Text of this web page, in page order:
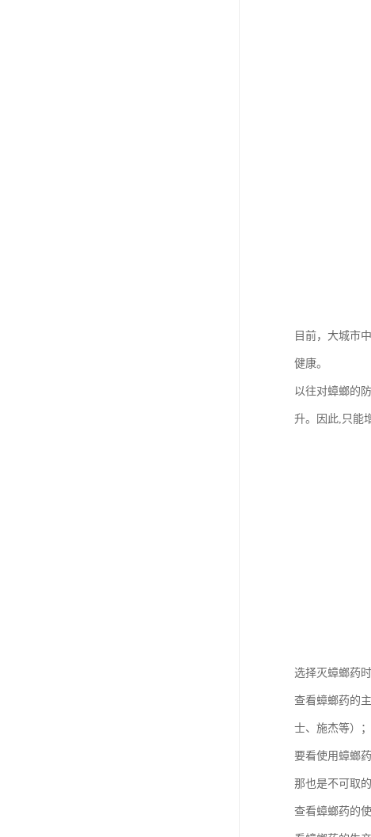
目前，大城市
健康。
以往对蟑螂的
升。因此,只能
选择灭蟑螂药
查看蟑螂药的
士、施杰等）
要看使用蟑螂
那也是不可取的
查看蟑螂药的